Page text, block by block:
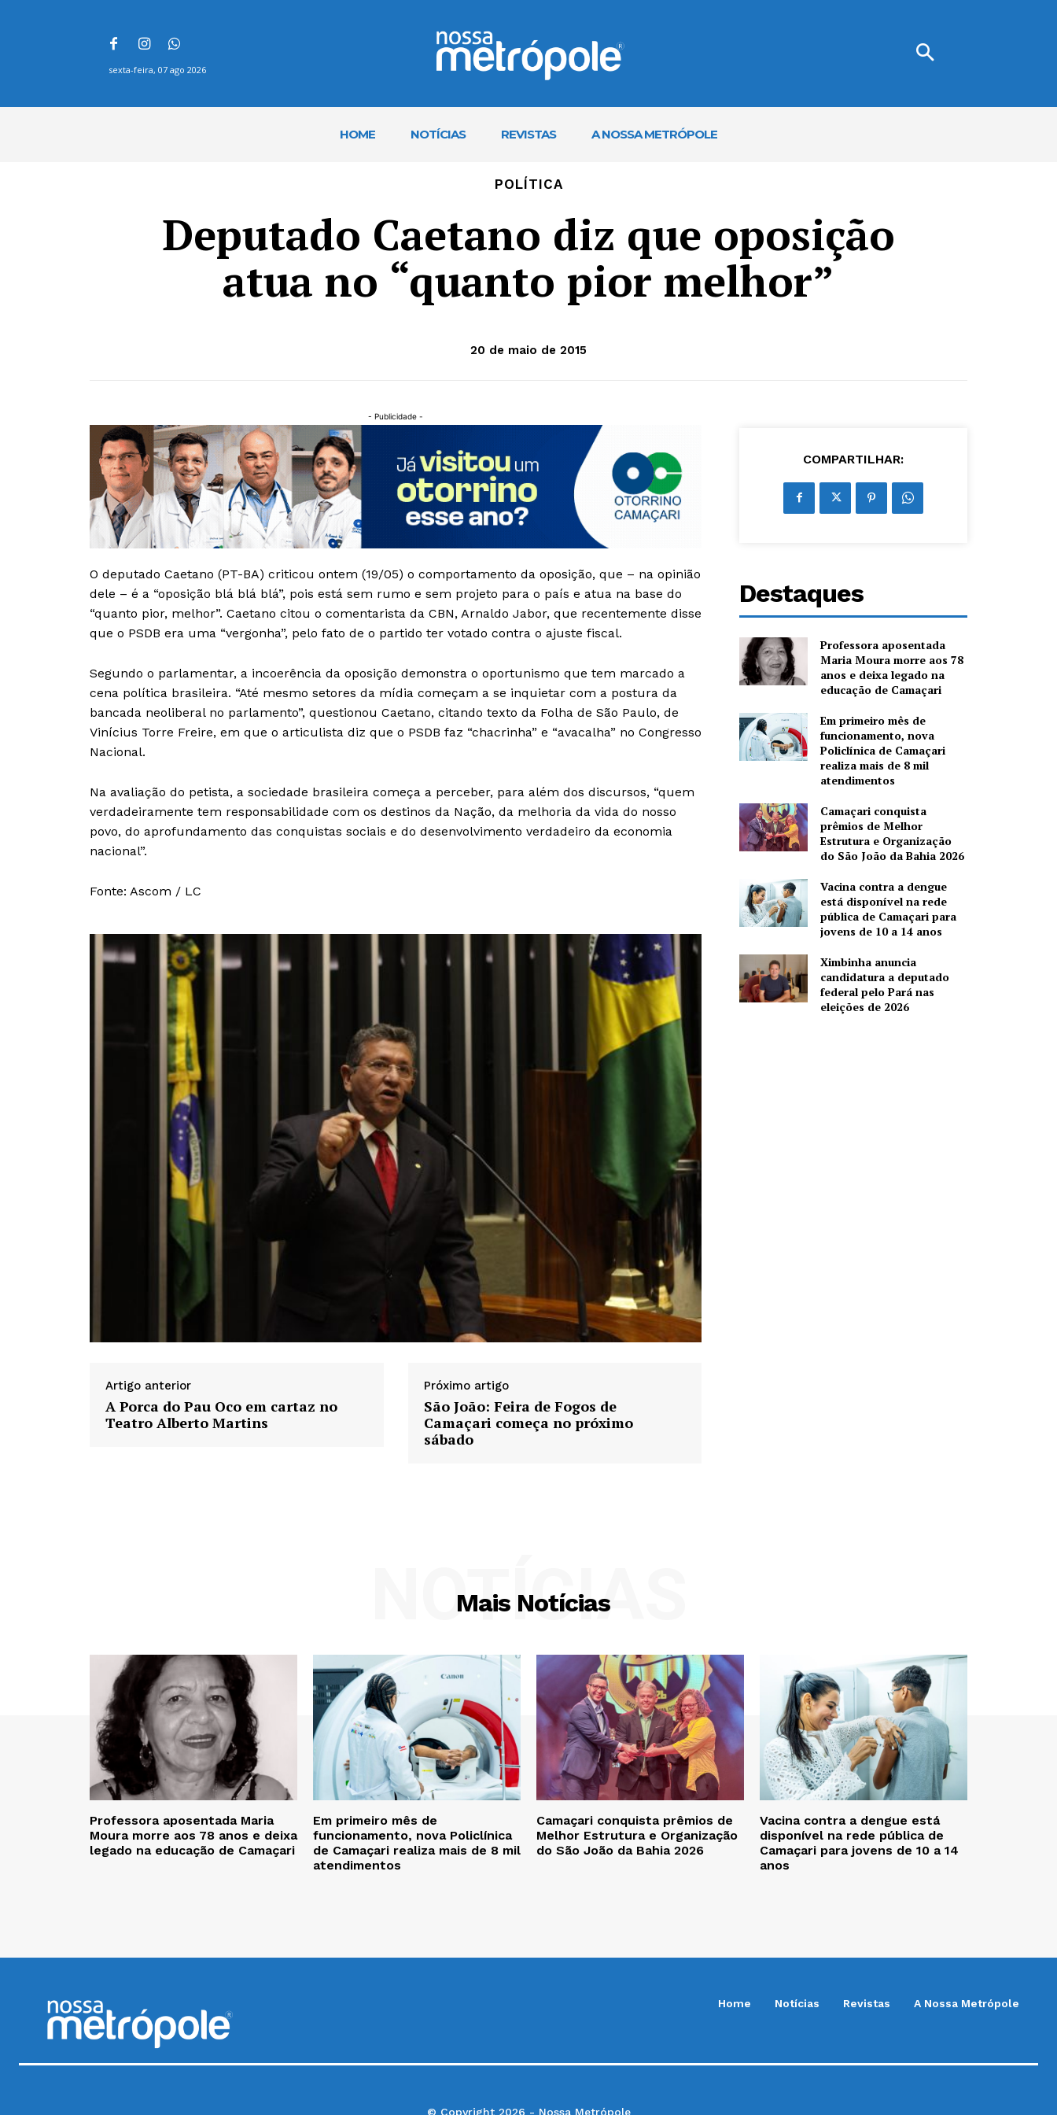
sexta-feira, 07 ago 2026
HOME NOTÍCIAS REVISTAS A NOSSA METRÓPOLE
POLÍTICA
Deputado Caetano diz que oposição
atua no “quanto pior melhor”
20 de maio de 2015
- Publicidade -
O deputado Caetano (PT-BA) criticou ontem (19/05) o comportamento da oposição, que – na opinião
dele – é a “oposição blá blá blá”, pois está sem rumo e sem projeto para o país e atua na base do
“quanto pior, melhor”. Caetano citou o comentarista da CBN, Arnaldo Jabor, que recentemente disse
que o PSDB era uma “vergonha”, pelo fato de o partido ter votado contra o ajuste fiscal.
Segundo o parlamentar, a incoerência da oposição demonstra o oportunismo que tem marcado a
cena política brasileira. “Até mesmo setores da mídia começam a se inquietar com a postura da
bancada neoliberal no parlamento”, questionou Caetano, citando texto da Folha de São Paulo, de
Vinícius Torre Freire, em que o articulista diz que o PSDB faz “chacrinha” e “avacalha” no Congresso
Nacional.
Na avaliação do petista, a sociedade brasileira começa a perceber, para além dos discursos, “quem
verdadeiramente tem responsabilidade com os destinos da Nação, da melhoria da vida do nosso
povo, do aprofundamento das conquistas sociais e do desenvolvimento verdadeiro da economia
nacional”.
Fonte: Ascom / LC
Artigo anterior
A Porca do Pau Oco em cartaz no
Teatro Alberto Martins
Próximo artigo
São João: Feira de Fogos de
Camaçari começa no próximo
sábado
COMPARTILHAR:
Destaques
Professora aposentada
Maria Moura morre aos 78
anos e deixa legado na
educação de Camaçari
Em primeiro mês de
funcionamento, nova
Policlínica de Camaçari
realiza mais de 8 mil
atendimentos
Camaçari conquista
prêmios de Melhor
Estrutura e Organização
do São João da Bahia 2026
Vacina contra a dengue
está disponível na rede
pública de Camaçari para
jovens de 10 a 14 anos
Ximbinha anuncia
candidatura a deputado
federal pelo Pará nas
eleições de 2026
Mais Notícias
NOTÍCIAS
Professora aposentada Maria
Moura morre aos 78 anos e deixa
legado na educação de Camaçari
Em primeiro mês de
funcionamento, nova Policlínica
de Camaçari realiza mais de 8 mil
atendimentos
Camaçari conquista prêmios de
Melhor Estrutura e Organização
do São João da Bahia 2026
Vacina contra a dengue está
disponível na rede pública de
Camaçari para jovens de 10 a 14
anos
Home Notícias Revistas A Nossa Metrópole
© Copyright 2026 - Nossa Metrópole